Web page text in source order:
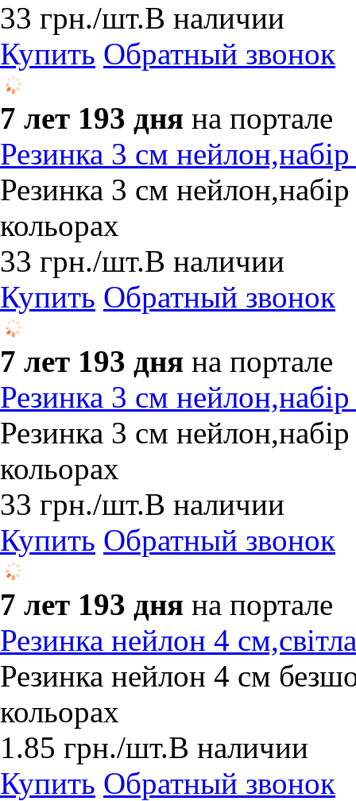
33 грн./шт.В наличии
Купить Обратный звонок
7 лет 193 дня на портале
Резинка 3 см
Резинка 3 см
кольорах
33 грн./шт.В наличии
Купить Обратный звонок
7 лет 193 дня на портале
Резинка 3 см
Резинка 3 см
кольорах
33 грн./шт.В наличии
Купить Обратный звонок
7 лет 193 дня на портале
Резинка нейлон 4
Резинка нейлон 4 см
кольорах
1.85 грн./шт.В наличии
Купить Обратный звонок